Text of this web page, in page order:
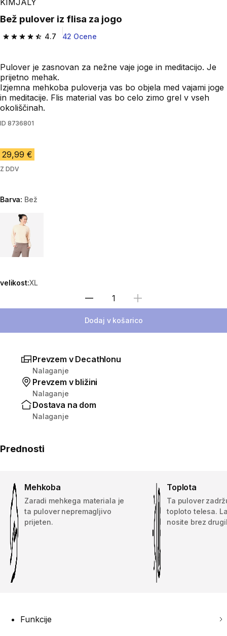
KIMJALY
Bež pulover iz flisa za jogo
4.7
4.7 od 5 zvezdic from 42 ocene
42 Ocene
Pulover je zasnovan za nežne vaje joge in meditacijo. Je
prijetno mehak.
Izjemna mehkoba puloverja vas bo objela med vajami joge
in meditacije. Flis material vas bo celo zimo grel v vseh
okoliščinah.
ID 8736801
29,99 €
Z DDV
Barva: Bež
Choose a variant
velikost:XL
Izberite količino
Dodaj v košarico
Prevzem v Decathlonu
Nalaganje
Prevzem v bližini
Nalaganje
Dostava na dom
Nalaganje
Prednosti
Mehkoba
Zaradi mehkega materiala je
ta pulover nepremagljivo
prijeten.
Toplota
Ta pulover
toploto telesa.
nosite brez
Funkcije